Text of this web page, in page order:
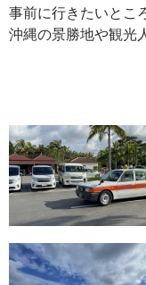
事前に行きたいとこ
沖縄の景勝地や観光